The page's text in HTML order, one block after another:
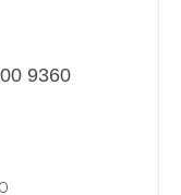
9360